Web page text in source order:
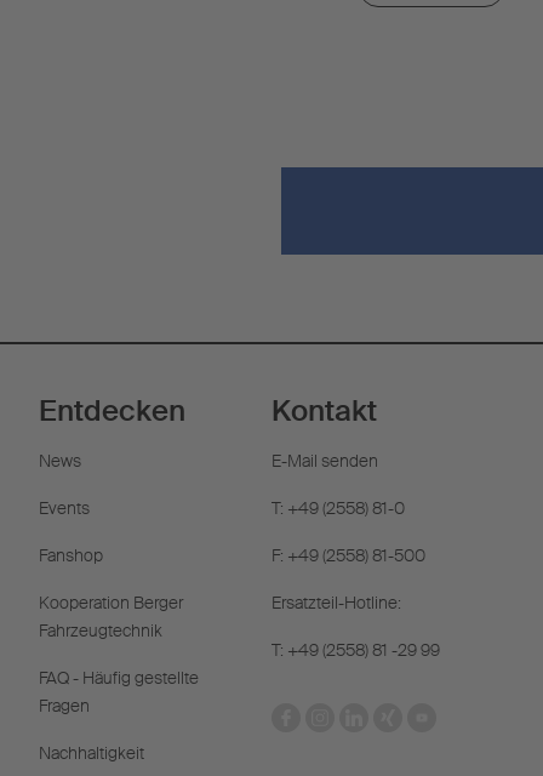
Entdecken
News
Events
Fanshop
Kooperation Berger
Fahrzeugtechnik
FAQ - Häufig gestellte
Fragen
Nachhaltigkeit
Kontakt
E-Mail senden
T: +49 (2558) 81-0
F: +49 (2558) 81-500
Ersatzteil-Hotline:
T: +49 (2558) 81 -29 99